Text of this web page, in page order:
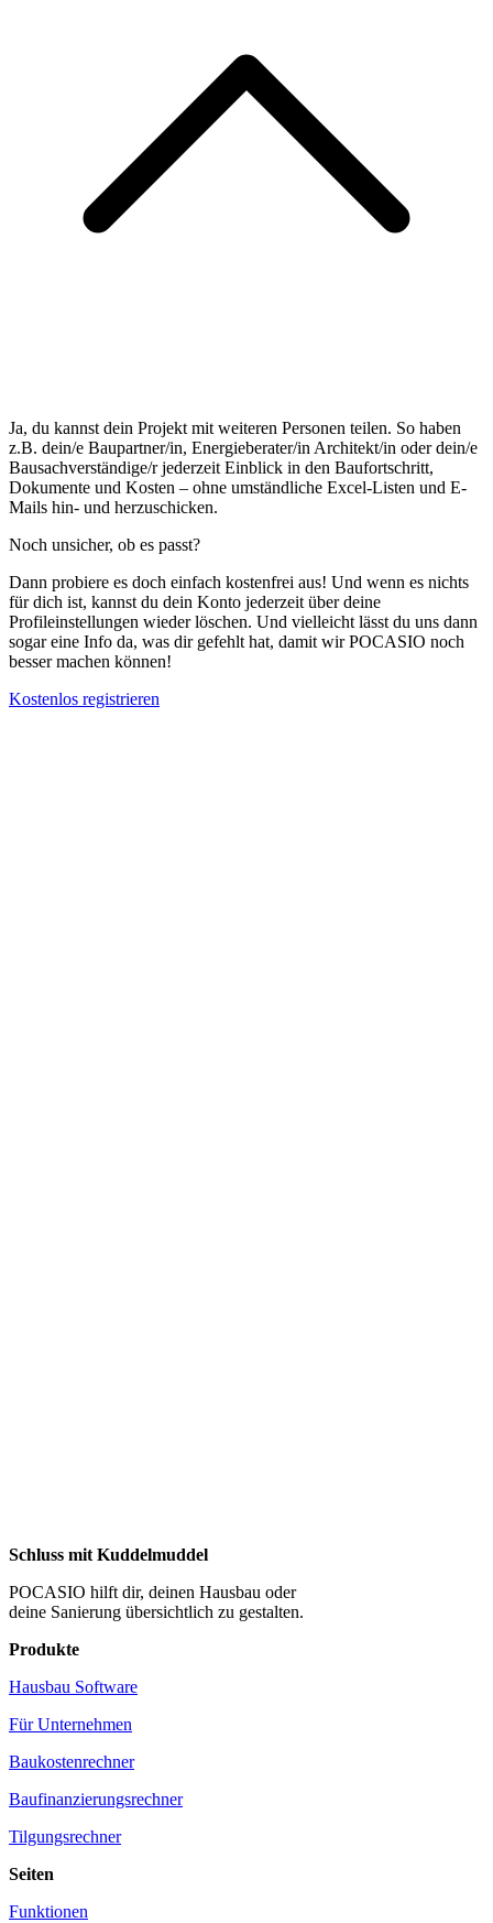
Ja, du kannst dein Projekt mit weiteren Personen teilen. So haben
z.B. dein/e Baupartner/in, Energieberater/in Architekt/in oder dein/e
Bausachverständige/r jederzeit Einblick in den Baufortschritt,
Dokumente und Kosten – ohne umständliche Excel-Listen und E-
Mails hin- und herzuschicken.
Noch unsicher, ob es passt?
Dann probiere es doch einfach kostenfrei aus! Und wenn es nichts
für dich ist, kannst du dein Konto jederzeit über deine
Profileinstellungen wieder löschen. Und vielleicht lässt du uns dann
sogar eine Info da, was dir gefehlt hat, damit wir POCASIO noch
besser machen können!
Kostenlos registrieren
Schluss mit Kuddelmuddel
POCASIO hilft dir, deinen Hausbau oder
deine Sanierung übersichtlich zu gestalten.
Produkte
Hausbau Software
Für Unternehmen
Baukostenrechner
Baufinanzierungsrechner
Tilgungsrechner
Seiten
Funktionen